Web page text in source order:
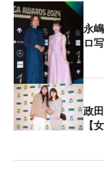
永
ロ
政
【